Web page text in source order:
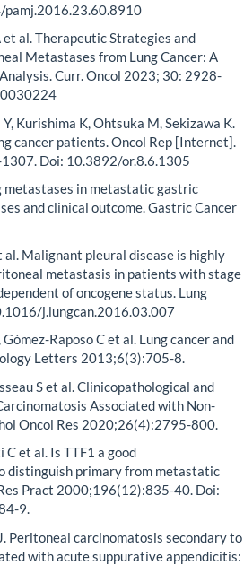
pamj.2016.23.60.8910
et al. Therapeutic Strategies and
Metastases from Lung Cancer: A
Curr. Oncol 2023; 30: 2928-
Kurishima K, Ohtsuka M, Sekizawa K.
cancer patients. Oncol Rep [Internet].
Doi: 10.3892/or.8.6.1305
metastases in metastatic gastric
and clinical outcome. Gastric Cancer
al. Malignant pleural disease is highly
metastasis in patients with stage
of oncogene status. Lung
j.lungcan.2016.03.007
Raposo C et al. Lung cancer and
Letters 2013;6(3):705-8.
S et al. Clinicopathological and
Associated with Non-
Oncol Res 2020;26(4):2795-800.
C et al. Is TTF1 a good
distinguish primary from metastatic
Pract 2000;196(12):835-40. Doi:
9.
Peritoneal carcinomatosis secondary to
with acute suppurative appendicitis: